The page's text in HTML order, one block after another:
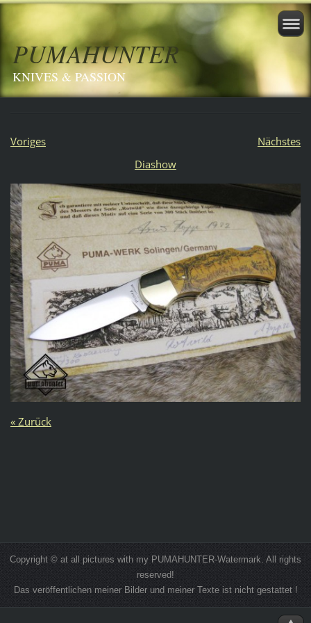
PUMAHUNTER
KNIVES & PASSION
Voriges
Nächstes
Diashow
« Zurück
Copyright © at all pictures with my PUMAHUNTER-Watermark. All rights
reserved!
Das veröffentlichen meiner Bilder und meiner Texte ist nicht gestattet !